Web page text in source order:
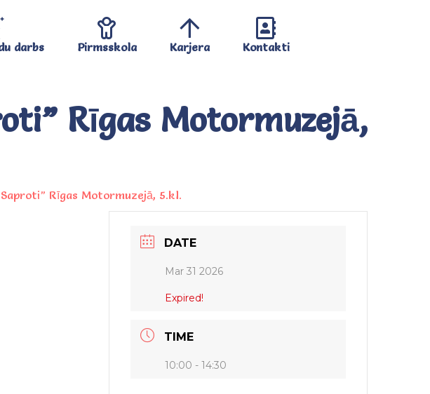
darbs Pirmsskola Karjera Kontakti
Rīgas Motormuzejā,
Rīgas Motormuzejā, 5.kl.
DATE
Mar 31 2026
Expired!
TIME
10:00 - 14:30